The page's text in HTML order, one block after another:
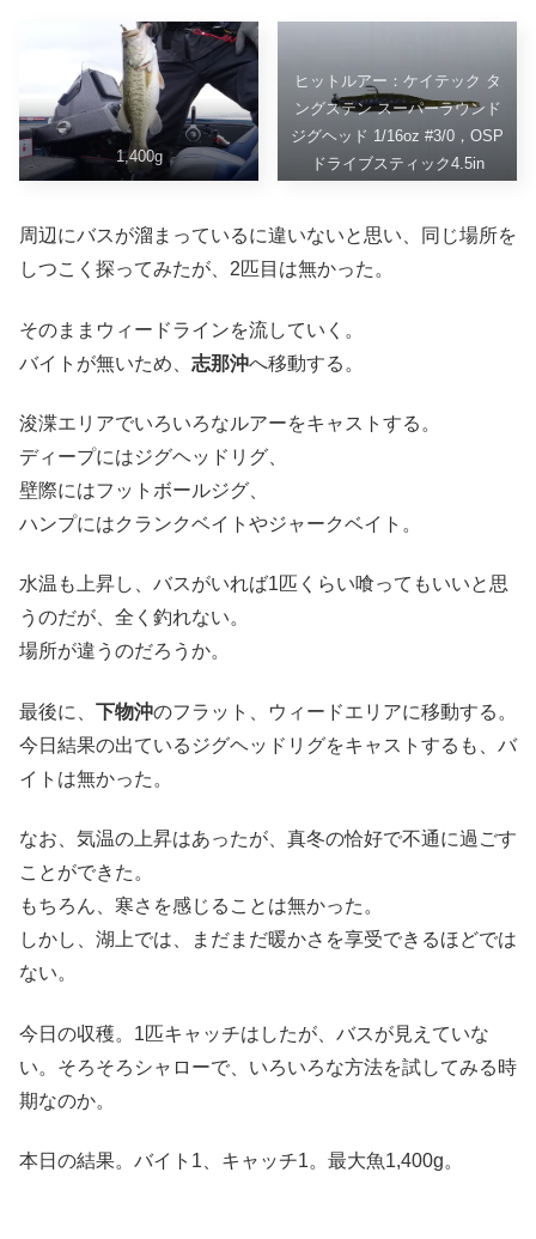
1,400g
ヒットルアー：ケイテック タ
ングステン スーパーラウンド
ジグヘッド 1/16oz #3/0，OSP
ドライブスティック4.5in
周辺にバスが溜まっているに違いないと思い、同じ場所を
しつこく探ってみたが、2匹目は無かった。
そのままウィードラインを流していく。
バイトが無いため、 志那沖へ移動する。
浚渫エリアでいろいろなルアーをキャストする。
ディープにはジグヘッドリグ、
壁際にはフットボールジグ、
ハンプにはクランクベイトやジャークベイト。
水温も上昇し、バスがいれば1匹くらい喰ってもいいと思
うのだが、全く釣れない。
場所が違うのだろうか。
最後に、 下物沖のフラット、ウィードエリアに移動する。
今日結果の出ているジグヘッドリグをキャストするも、バ
イトは無かった。
なお、気温の上昇はあったが、真冬の恰好で不通に過ごす
ことができた。
もちろん、寒さを感じることは無かった。
しかし、湖上では、まだまだ暖かさを享受できるほどでは
ない。
今日の収穫。1匹キャッチはしたが、バスが見えていな
い。そろそろシャローで、いろいろな方法を試してみる時
期なのか。
本日の結果。バイト1、キャッチ1。最大魚1,400g。